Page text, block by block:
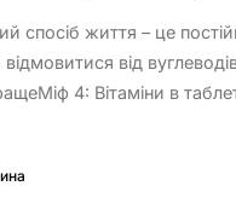
спосіб життя – це
від
4: Вітаміни в